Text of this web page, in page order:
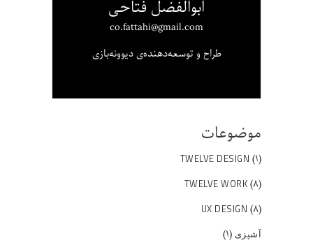
ابوالفضل فتاحی
co.fattahi@gmail.com
طراح و توسعه‌دهنده‌ی دیوونه‌بازی
موضوعات
TWELVE DESIGN (۱)
TWELVE WORK (۸)
UX DESIGN (۸)
آشپزی (۱)